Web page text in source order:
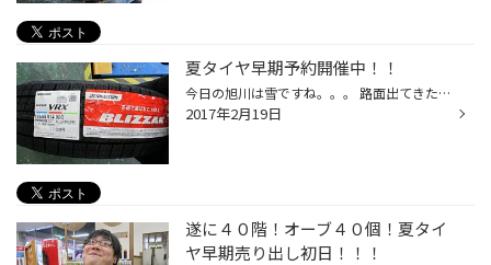
夏タイヤ早期予約開催中！！
今日の旭川は雪ですね。。。 路面出てきたと思えば 一晩で積もってしまいましたね・・・ それでも大雪通り店は元気に営業中です！ 本日はタイヤ交換 オイル交換 エアコンフィルター交換 エアコンフィルターの交換サイクルは１年もしくは１万キロです こんな作業もありました！ ブレーキローター交換...
2017年2月19日
遂に４０階！オーブ４０個！夏タイ
ヤ早期売り出し初日！！！